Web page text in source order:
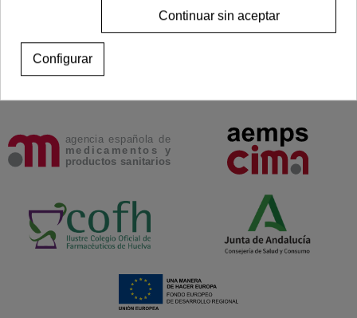
Continuar sin aceptar
Configurar